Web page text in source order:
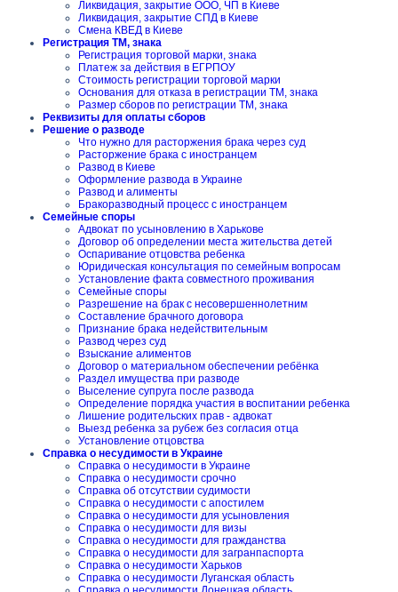
Ликвидация, закрытие ООО, ЧП в Киеве
Ликвидация, закрытие СПД в Киеве
Смена КВЕД в Киеве
Регистрация ТМ, знака
Регистрация торговой марки, знака
Платеж за действия в ЕГРПОУ
Стоимость регистрации торговой марки
Основания для отказа в регистрации ТМ, знака
Размер сборов по регистрации ТМ, знака
Реквизиты для оплаты сборов
Решение о разводе
Что нужно для расторжения брака через суд
Расторжение брака с иностранцем
Развод в Киеве
Оформление развода в Украине
Развод и алименты
Бракоразводный процесс с иностранцем
Семейные споры
Адвокат по усыновлению в Харькове
Договор об определении места жительства детей
Оспаривание отцовства ребенка
Юридическая консультация по семейным вопросам
Установление факта совместного проживания
Семейные споры
Разрешение на брак с несовершеннолетним
Составление брачного договора
Признание брака недействительным
Развод через суд
Взыскание алиментов
Договор о материальном обеспечении ребёнка
Раздел имущества при разводе
Выселение супруга после развода
Определение порядка участия в воспитании ребенка
Лишение родительских прав - адвокат
Выезд ребенка за рубеж без согласия отца
Установление отцовства
Справка о несудимости в Украине
Справка о несудимости в Украине
Справка о несудимости срочно
Справка об отсутствии судимости
Справка о несудимости с апостилем
Справка о несудимости для усыновления
Справка о несудимости для визы
Справка о несудимости для гражданства
Справка о несудимости для загранпаспорта
Справка о несудимости Харьков
Справка о несудимости Луганская область